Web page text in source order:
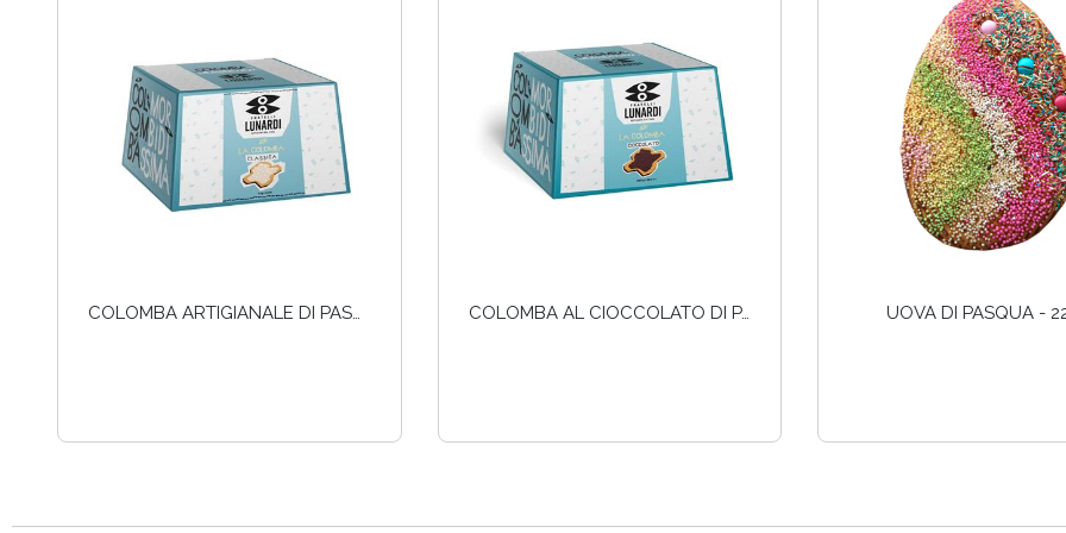
COLOMBA ARTIGIANALE DI PASQUA - 1KG COLOMBA AL CIOCCOLATO DI PASQUA - 800GR UOVA DI PASQUA -